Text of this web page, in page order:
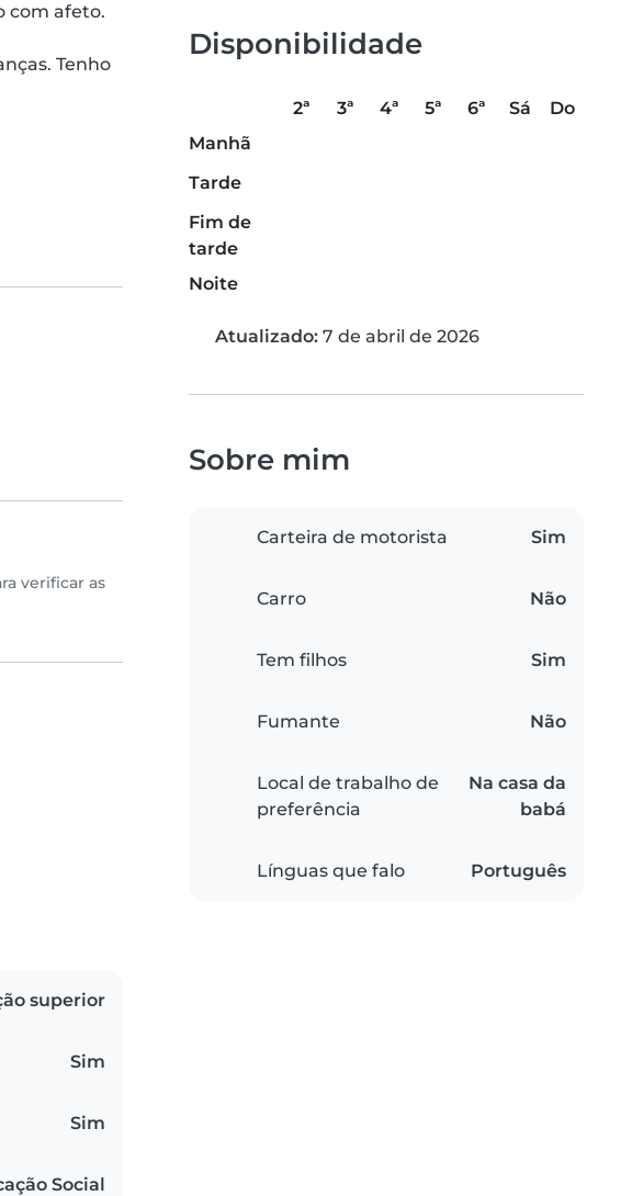
com afeto.
Tenho
verificar as
Disponibilidade
2ª 3ª 4ª 5ª 6ª Sá
Do
Manhã
Tarde
Fim de
tarde
Noite
Atualizado: 7 de abril de 2026
Sobre mim
Carteira de motorista Sim
Carro Não
Tem filhos Sim
Fumante Não
Local de trabalho de
preferência
Na casa da
babá
Línguas que falo Português
superior
Sim
Sim
Social